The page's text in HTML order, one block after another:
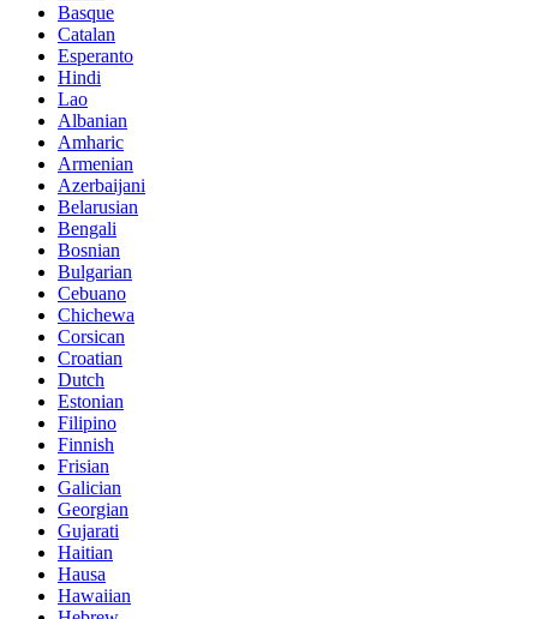
Basque
Catalan
Esperanto
Hindi
Lao
Albanian
Amharic
Armenian
Azerbaijani
Belarusian
Bengali
Bosnian
Bulgarian
Cebuano
Chichewa
Corsican
Croatian
Dutch
Estonian
Filipino
Finnish
Frisian
Galician
Georgian
Gujarati
Haitian
Hausa
Hawaiian